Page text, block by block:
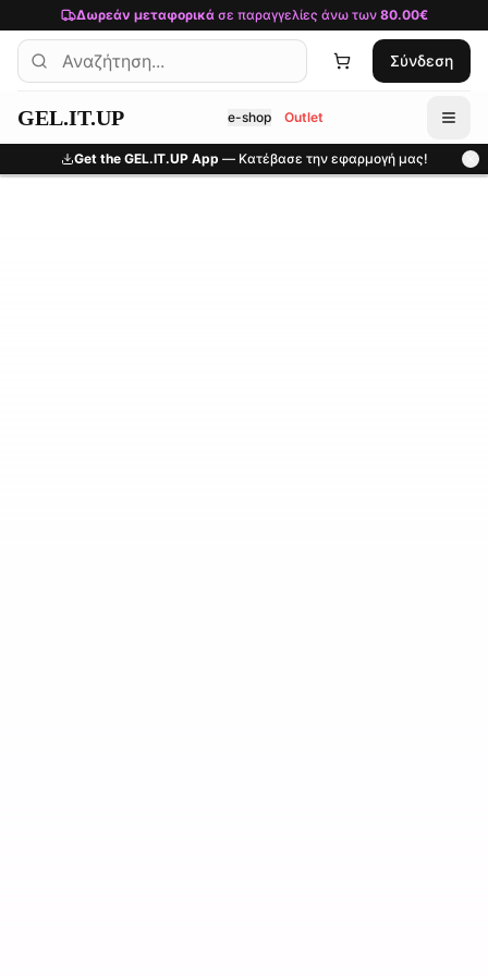
Μετάβαση στο κύριο περιεχόμενο
Δωρεάν μεταφορικάσε παραγγελίες άνω των 80.00€
Σύνδεση
GEL.IT.UP e-shop Outlet
Get the GEL.IT.UP App — Κατέβασε την εφαρμογή μας!